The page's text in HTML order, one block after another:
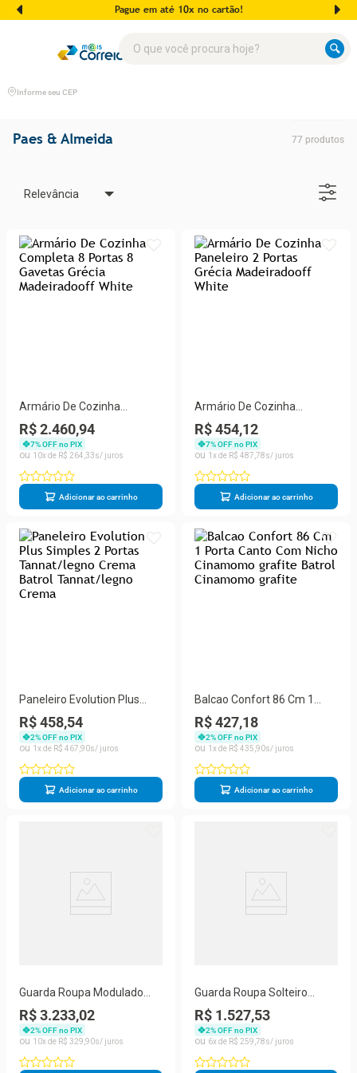
Pague em até 10x no cartão!
Informe seu CEP
Paes & Almeida 77 produtos
Relevância
Armário De Cozinha
Completa 8 Portas 8
Gavetas Grécia
Madeiradooff White
R$ 2.460,94
7% OFF no PIX
10
R$ 264 33
Adicionar ao carrinho
Armário De Cozinha
Paneleiro 2 Portas Grécia
Madeiradooff White
R$ 454,12
7% OFF no PIX
1
R$ 487 78
Adicionar ao carrinho
Paneleiro Evolution Plus
Simples 2 Portas
Tannat/legno Crema Batrol
Tannat/legno Crema
R$ 458,54
2% OFF no PIX
1
R$ 467 90
Adicionar ao carrinho
Balcao Confort 86 Cm 1
Porta Canto Com Nicho
Cinamomo grafite Batrol
Cinamomo grafite
R$ 427,18
2% OFF no PIX
1
R$ 435 90
Adicionar ao carrinho
Guarda Roupa Modulado
Casal Genova Plus 6 Portas
Bater e Correr 4 Gavetas
Freijó-Off-white Bat롤
R$ 3.233,02
2% OFF no PIX
10
R$ 329 90
Guarda Roupa Solteiro
Advantage com Cama 4
Portas 3 Gavetas MDP para
Quarto Compacto
R$ 1.527,53
2% OFF no PIX
6
R$ 259 78